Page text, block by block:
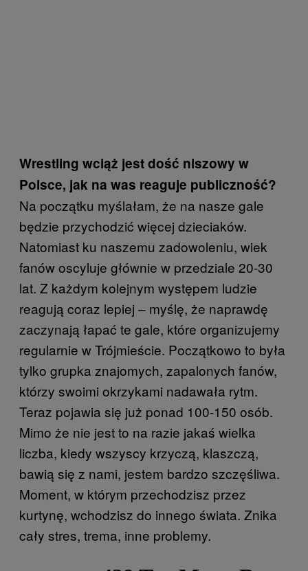
Wrestling wciąż jest dość niszowy w
Polsce, jak na was reaguje publiczność?
Na początku myślałam, że na nasze gale
będzie przychodzić więcej dzieciaków.
Natomiast ku naszemu zadowoleniu, wiek
fanów oscyluje głównie w przedziale 20-30
lat. Z każdym kolejnym występem ludzie
reagują coraz lepiej – myślę, że naprawdę
zaczynają łapać te gale, które organizujemy
regularnie w Trójmieście. Początkowo to była
tylko grupka znajomych, zapalonych fanów,
którzy swoimi okrzykami nadawała rytm.
Teraz pojawia się już ponad 100-150 osób.
Mimo że nie jest to na razie jakaś wielka
liczba, kiedy wszyscy krzyczą, klaszczą,
bawią się z nami, jestem bardzo szczęśliwa.
Moment, w którym przechodzisz przez
kurtynę, wchodzisz do innego świata. Znika
cały stres, trema, inne problemy.